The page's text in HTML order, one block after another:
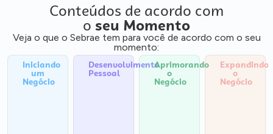
Conteúdos de acordo com
o seu Momento
Veja o que o Sebrae tem para você de acordo com o seu
momento:
Iniciando
um
Negócio
Desenvolvimento
Pessoal
Aprimorando
o
Negócio
Expandindo
o
Negócio